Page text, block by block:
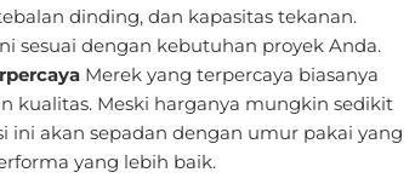
dinding, dan kapasitas tekanan.
sesuai dengan kebutuhan proyek Anda.
Merek yang terpercaya biasanya
kualitas. Meski harganya mungkin sedikit
ini akan sepadan dengan umur pakai yang
yang lebih baik.